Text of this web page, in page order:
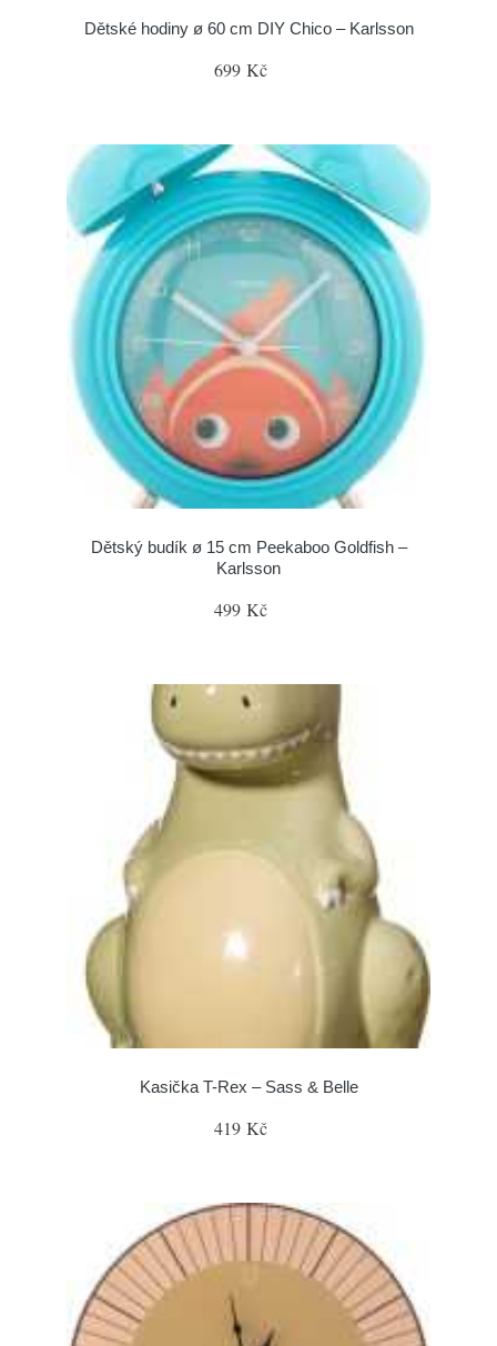
Dětské hodiny ø 60 cm DIY Chico – Karlsson
699 Kč
Dětský budík ø 15 cm Peekaboo Goldfish –
Karlsson
499 Kč
Kasička T-Rex – Sass & Belle
419 Kč